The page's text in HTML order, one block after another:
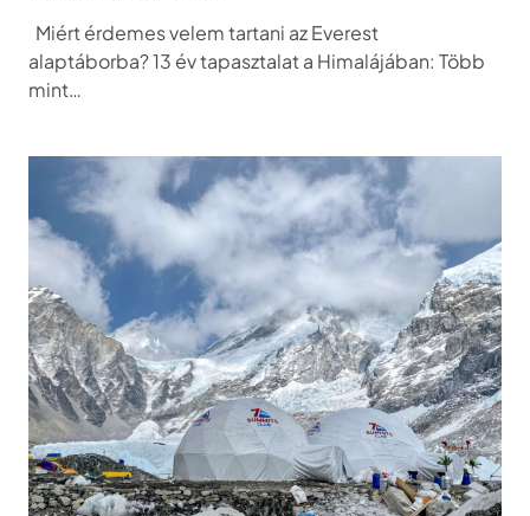
Miért érdemes velem tartani az Everest
alaptáborba? 13 év tapasztalat a Himalájában: Több
mint…